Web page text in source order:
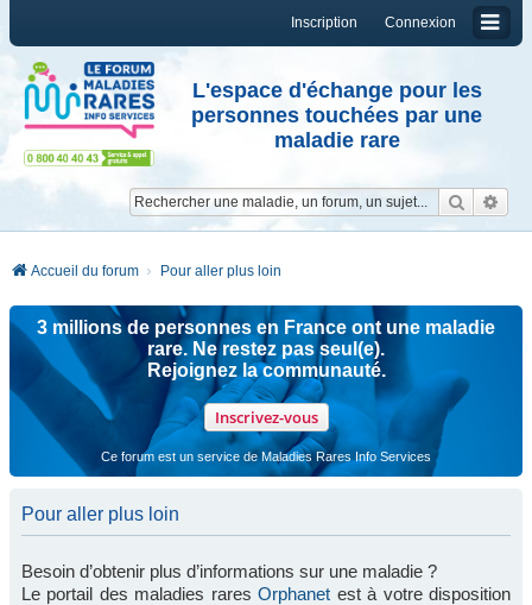
Connexion
Inscription
L'espace d'échange pour les
personnes touchées par une
maladie rare
Accueil du forum Pour aller plus loin
3 millions de personnes en France ont une maladie
rare. Ne restez pas seul(e).
Rejoignez la communauté.
Inscrivez-vous
Ce forum est un service de Maladies Rares Info Services
Pour aller plus loin
Besoin d’obtenir plus d’informations sur une maladie ?
Le portail des maladies raresOrphanet est à votre disposition